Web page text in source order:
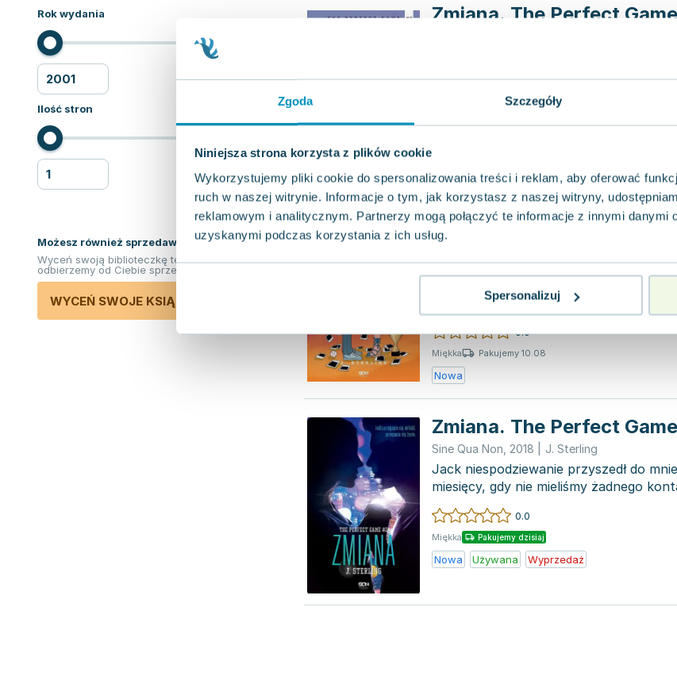
Zgoda Szczegóły
Niniejsza strona korzysta z plików cookie
Wykorzystujemy pliki cookie do spersonalizowania treści i reklam, aby oferować
ruch w naszej witrynie. Informacje o tym, jak korzystasz z naszej witryny,
reklamowym i analitycznym. Partnerzy mogą połączyć te informacje z innymi danymi
uzyskanymi podczas korzystania z ich usług.
Spersonalizuj
Rok wydania
Ilość stron
Możesz również sprzedawać ksiązki!
Wyceń swoją biblioteczkę teraz. Odkupimy i
odbierzemy od Ciebie sprzedane książki.
WYCEŃ SWOJE KSIĄŻKI
Zmiana. The Perfect
0.0
Miękka Pakujemy dzisiaj
Słodkie zwycięstwo. The
Tom 3
Sine Qua Non,2025| J. Sterling
się do końca swojej kariery, czuje się
0.0
Miękka Pakujemy 10.08
Nowa
Zmiana. The Perfect
Sine Qua Non 2018 J. Sterling
Jack niespodziewanie przyszedł do
miesięcy, gdy nie mieliśmy żadnego
dwana...
0.0
Miękka Pakujemy dzisiaj
Nowa Używana Wyprzedaż